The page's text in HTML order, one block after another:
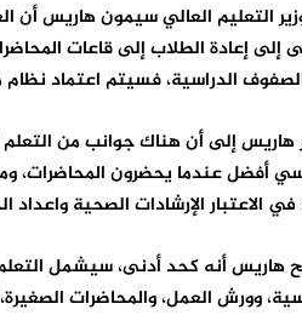
التعليم العالي سيمون هاريس أن
إعادة الطلاب إلى قاعات
الدراسية، فسيتم اعتماد نظام
هاريس إلى أن هناك جوانب من التعلم
أفضل عندما يحضرون المحاضرات،
في الاعتبار الإرشادات الصحية واعداد
هاريس أنه كحد أدنى، سيشمل التعلم
وورش العمل، والمحاضرات